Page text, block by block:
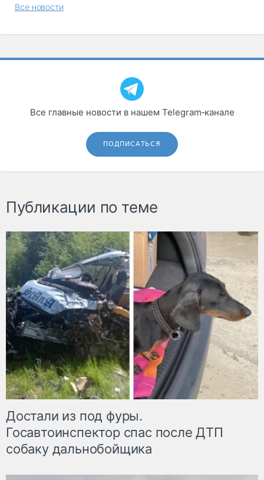
Все новости
Все главные новости в нашем Telegram‑канале
ПОДПИСАТЬСЯ
Публикации по теме
Достали из под фуры.
Госавтоинспектор спас после ДТП
собаку дальнобойщика